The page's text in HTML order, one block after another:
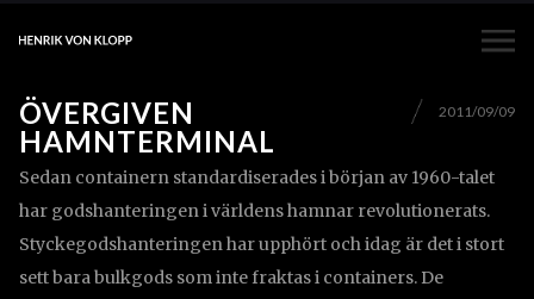
ÖVERGIVEN
HAMNTERMINAL
2011/09/09
Sedan containern standardiserades i början av 1960-talet
har godshanteringen i världens hamnar revolutionerats.
Styckegodshanteringen har upphört och idag är det i stort
sett bara bulkgods som inte fraktas i containers. De